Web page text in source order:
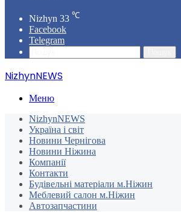
Nizhyn 33 ℃
Facebook
Telegram
NizhynNEWS
Меню
NizhynNEWS
Україна і світ
Новини Чернігова
Новини Ніжина
Компанії
Контакти
Будівельні матеріали м.Ніжин
Меблевий салон м.Ніжин
Автозапчастини